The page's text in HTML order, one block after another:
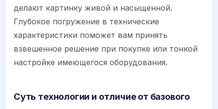
делают картинку живой и насыщенной.
Глубокое погружение в технические
характеристики поможет вам принять
взвешенное решение при покупке или тонкой
настройке имеющегося оборудования.
Суть технологии и отличие от базового